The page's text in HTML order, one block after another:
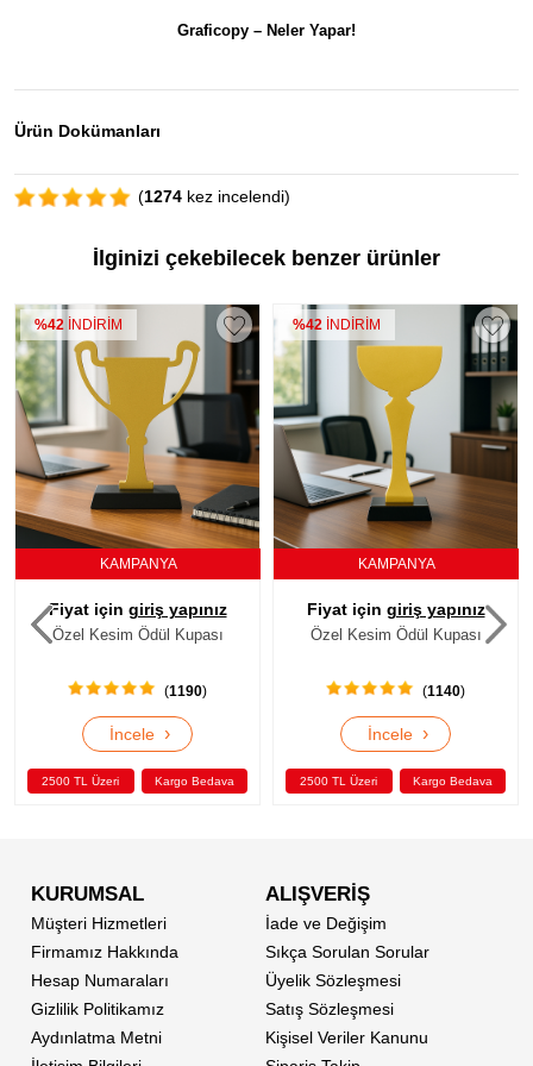
Graficopy – Neler Yapar!
Ürün Dokümanları
(1274 kez incelendi)
İlginizi çekebilecek benzer ürünler
%42 İNDİRİM
KAMPANYA
Fiyat için giriş yapınız
Özel Kesim Ödül Kupası
(1190)
İncele ›
2500 TL Üzeri Kargo Bedava
%42 İNDİRİM
KAMPANYA
Fiyat için giriş yapınız
Özel Kesim Ödül Kupası
(1140)
İncele ›
2500 TL Üzeri Kargo Bedava
KURUMSAL
Müşteri Hizmetleri
Firmamız Hakkında
Hesap Numaraları
Gizlilik Politikamız
Aydınlatma Metni
ALIŞVERİŞ
İade ve Değişim
Sıkça Sorulan Sorular
Üyelik Sözleşmesi
Satış Sözleşmesi
Kişisel Veriler Kanunu